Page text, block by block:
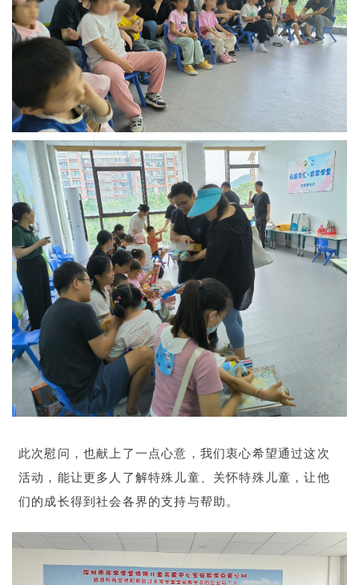
此次慰问，也献上了一点心意，我们衷心希望通过这次
活动，能让更多人了解特殊儿童、关怀特殊儿童，让他
们的成长得到社会各界的支持与帮助。